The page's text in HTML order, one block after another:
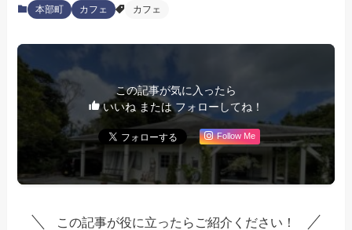
本部町 カフェ カフェ
この記事が気に入ったら
いいね または フォローしてね！
Follow Me
この記事が役に立ったらご紹介ください！